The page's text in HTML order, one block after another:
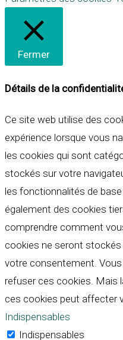
Fermer
Détails de la
Ce site web utilise des
expérience lorsque vous
les cookies qui sont
stockés sur votre
les fonctionnalités de
également des cookies
comprendre comment
cookies ne seront
votre consentement.
refuser ces cookies. Mais
ces cookies peut affecter
Indispensables
Indispensables